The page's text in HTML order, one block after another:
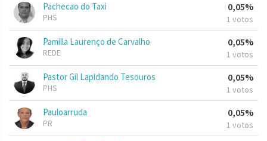
Pachecao do Taxi
PHS
0,05%
1 votos
Pamilla Laurenço de Carvalho
REDE
0,05%
1 votos
Pastor Gil Lapidando Tesouros
PHS
0,05%
1 votos
Pauloarruda
PR
0,05%
1 votos